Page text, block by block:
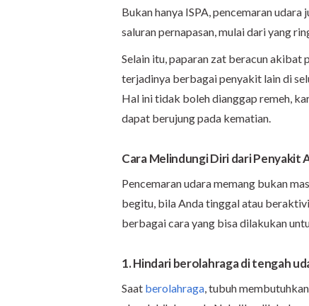
Bukan hanya ISPA, pencemaran
saluran pernapasan, mulai dari yang
Selain itu, paparan zat beracun akibat
terjadinya berbagai penyakit lain di
Hal ini tidak boleh dianggap remeh,
dapat berujung pada kematian.
Cara Melindungi Diri dari Penyakit
Pencemaran udara memang bukan
begitu, bila Anda tinggal atau
berbagai cara yang bisa dilakukan
1. Hindari berolahraga di tengah
Saat berolahraga, tubuh